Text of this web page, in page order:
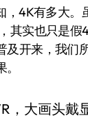
，4K有多大。
其实也只是假
及开来，我们